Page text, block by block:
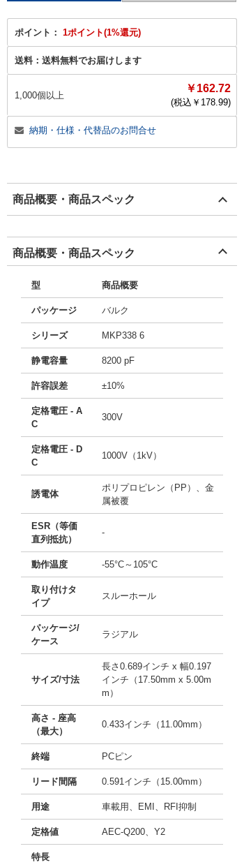
ポイント： 1ポイント(1%還元)
送料： 送料無料でお届けします
1,000個以上
￥162.72
(税込￥ 178.99)
納期・仕様・代替品のお問合せ
商品概要・商品スペック
商品概要・商品スペック
型 商品概要
パッケージ バルク
シリーズ MKP338 6
静電容量 8200 pF
許容誤差 ±10%
定格電圧 - A
C
300V
定格電圧 - D
C
1000V（1kV）
誘電体
ポリプロピレン（PP）、金
属被覆
ESR（等価
直列抵抗）
-
動作温度 -55°C～105°C
取り付けタ
イプ
スルーホール
パッケージ/
ケース
ラジアル
サイズ/寸法
長さ0.689インチ x 幅0.197
インチ（17.50mm x 5.00m
m）
高さ - 座高
（最大）
0.433インチ（11.00mm）
終端 PCピン
リード間隔 0.591インチ（15.00mm）
用途 車載用、EMI、RFI抑制
定格値 AEC-Q200、Y2
特長